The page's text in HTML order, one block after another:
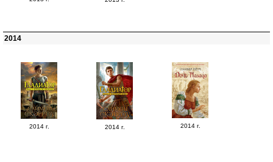
2014
2014 г. 2014 г. 2014 г.